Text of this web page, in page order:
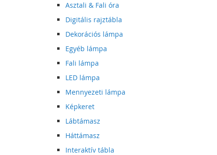
Asztali & Fali óra
Digitális rajztábla
Dekorációs lámpa
Egyéb lámpa
Fali lámpa
LED lámpa
Mennyezeti lámpa
Képkeret
Lábtámasz
Háttámasz
Interaktív tábla